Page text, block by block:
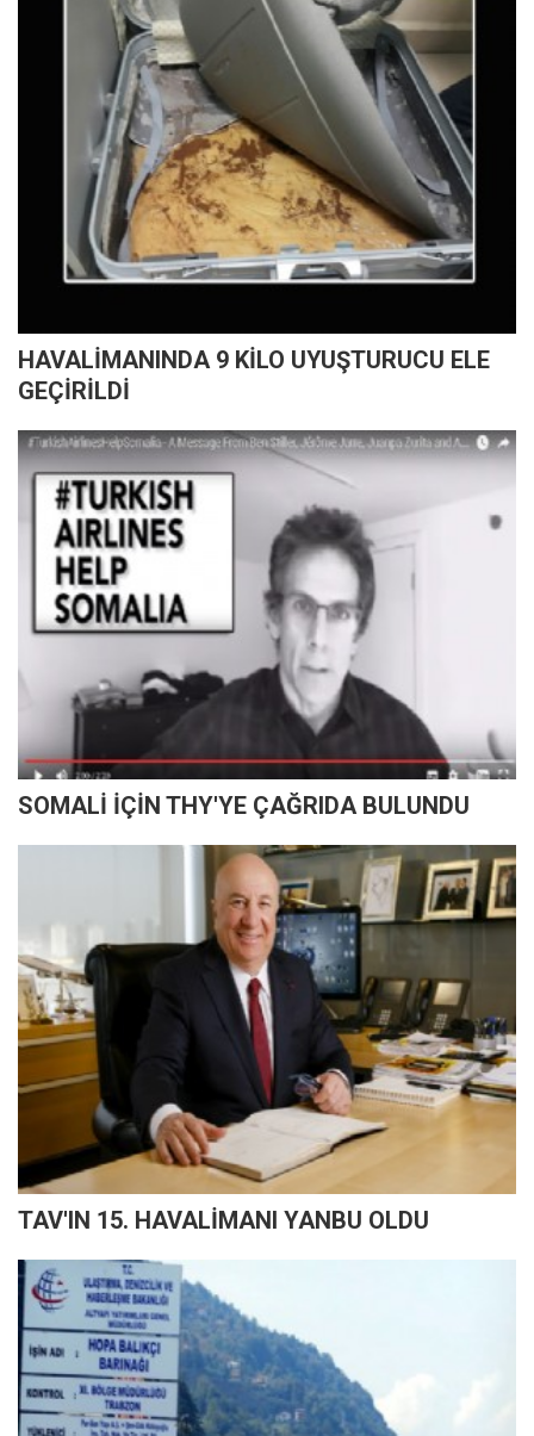
HAVALİMANINDA 9 KİLO UYUŞTURUCU ELE
GEÇİRİLDİ
SOMALİ İÇİN THY'YE ÇAĞRIDA BULUNDU
TAV'IN 15. HAVALİMANI YANBU OLDU